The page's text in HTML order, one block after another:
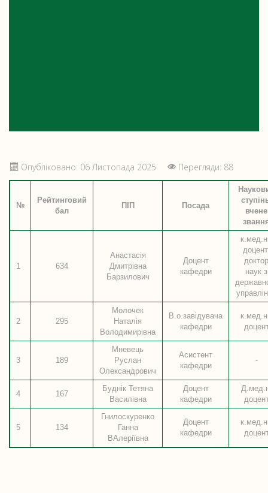
Опубліковано: 06 Листопада 2025 Перегляди: 88
№
Рейтинговий
бал
ПІП Посада
вчене
1 634
Анастасія
Дмитрівна
Барзилович
Доцент
кафедри
доктор
наук з
2 295
Молочек
Наталія
Володимирівна
В.о.завідувача
кафедри
3 189
Мневець
Руслан
Олександрович
Асистент
кафедри
-
4 167
Буднік Тетяна
Василівна
Доцент
кафедри
5 134
Гнилоскуренко
Ганна
ВАлеріївна
Доцент
кафедри